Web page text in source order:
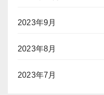
2023年9月
2023年8月
2023年7月